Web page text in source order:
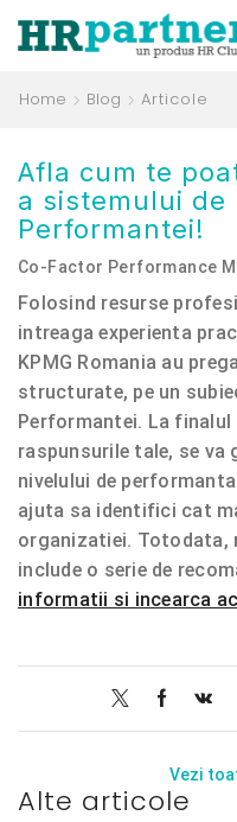
Home Blog Articole
Afla cum te
a sistemului de
Performantei!
Co-Factor Performance
Folosind resurse
intreaga experienta
KPMG Romania au
structurate, pe un
Performantei. La
raspunsurile tale, se va
nivelului de
ajuta sa identifici cat
organizatiei. Totodata,
include o serie de
informatii si incearca
Vezi
Alte articole